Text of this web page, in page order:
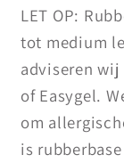
LET OP:
tot medium
adviseren
of Easygel.
om
is